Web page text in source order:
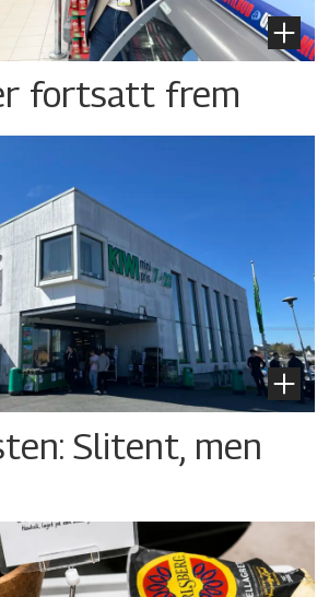
fortsatt frem
Slitent, men